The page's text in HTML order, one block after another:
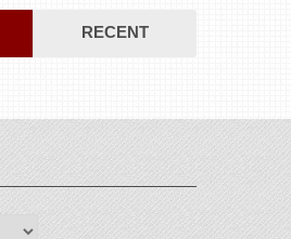
RECENT